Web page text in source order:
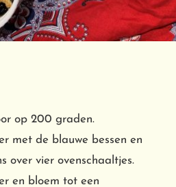
op 200 graden.
met de blauwe bessen en
over vier ovenschaaltjes.
en bloem tot een